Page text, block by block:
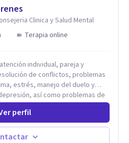
Clinica y Salud Mental
Terapia online
individual, pareja y
de conflictos, problemas
estrés, manejo del duelo y
así como problemas de
Desarrollo de personas
y largo plazo, es vital para la
vision.
perfil